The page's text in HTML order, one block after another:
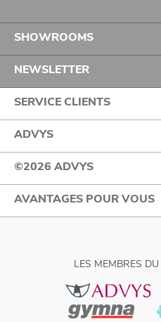
SHOWROOMS
NEWSLETTER
SERVICE CLIENTS
ADVYS
©2026 ADVYS
AVANTAGES POUR VOUS
LES MEMBRES